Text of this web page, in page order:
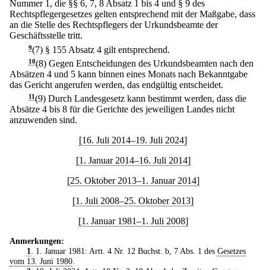
Nummer 1, die §§ 6, 7, 8 Absatz 1 bis 4 und § 9 des
Rechtspflegergesetzes gelten entsprechend mit der Maßgabe, dass
an die Stelle des Rechtspflegers der Urkundsbeamte der
Geschäftsstelle tritt.
9(7) § 155 Absatz 4 gilt entsprechend.
10(8) Gegen Entscheidungen des Urkundsbeamten nach den
Absätzen 4 und 5 kann binnen eines Monats nach Bekanntgabe
das Gericht angerufen werden, das endgültig entscheidet.
11 (9) Durch Landesgesetz kann bestimmt werden, dass die
Absätze 4 bis 8 für die Gerichte des jeweiligen Landes nicht
anzuwenden sind.
[16. Juli 2014–19. Juli 2024]
[1. Januar 2014–16. Juli 2014]
[25. Oktober 2013–1. Januar 2014]
[1. Juli 2008–25. Oktober 2013]
[1. Januar 1981–1. Juli 2008]
Anmerkungen:
1
. 1. Januar 1981: Artt. 4 Nr. 12 Buchst. b, 7 Abs. 1 des Gesetzes
vom 13. Juni 1980